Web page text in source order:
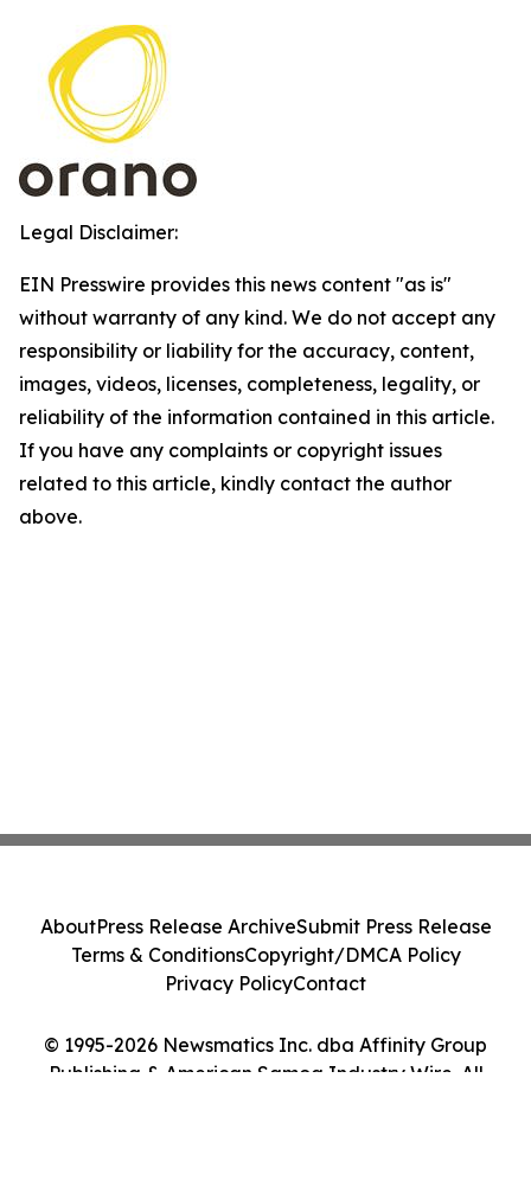
Legal Disclaimer:
EIN Presswire provides this news content "as is"
without warranty of any kind. We do not accept any
responsibility or liability for the accuracy, content,
images, videos, licenses, completeness, legality, or
reliability of the information contained in this article.
If you have any complaints or copyright issues
related to this article, kindly contact the author
above.
© 1995-2026 Newsmatics Inc. dba Affinity Group
Publishing & American Samoa Industry Wire. All
AboutPress Release ArchiveSubmit Press Release
Terms & ConditionsCopyright/DMCA Policy
Privacy PolicyContact